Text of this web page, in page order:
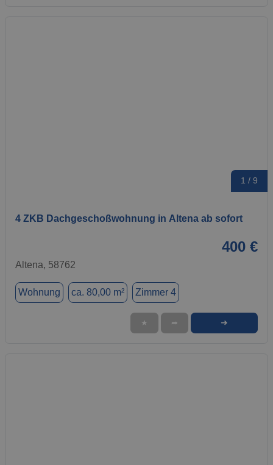
1 / 9
4 ZKB Dachgeschoßwohnung in Altena ab sofort
400 €
Altena, 58762
Wohnung ca. 80,00 m² Zimmer 4
★ ➦ ➜